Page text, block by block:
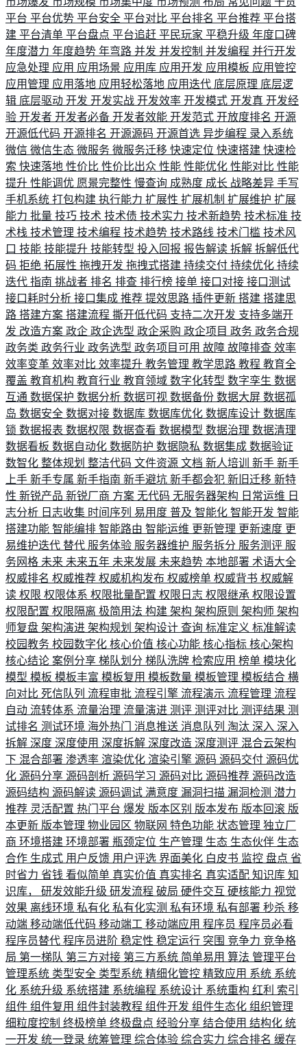
平台 平台优势 平台安全 平台对比 平台排名 平台推荐 平台搭
建 平台清单 平台盘点 平台追赶 平民玩家 平稳升级 年度口碑
年度潜力 年度趋势 年弯路 并发 并发控制 并发编程 并行开发
应急处理 应用 应用场景 应用库 应用开发 应用模板 应用管控
应用管理 应用落地 应用轻松落地 应用迭代 底层原理 底层逻
辑 底层驱动 开发 开发实战 开发效率 开发模式 开发真 开发经
验 开发者 开发者必备 开发者效能 开发范式 开放度排名 开源
开源低代码 开源排名 开源源码 开源首选 异步编程 录入系统
微信 微信生态 微服务 微服务迁移 快速定位 快速搭建 快速检
索 快速落地 性价比 性价比出众 性能 性能优化 性能对比 性能
提升 性能调优 愿景完整性 慢查询 成熟度 成长 战略差异 手写
手机系统 打包构建 执行能力 扩展性 扩展机制 扩展维护 扩展
能力 批量 技巧 技术 技术债 技术实力 技术新趋势 技术标准 技
术栈 技术管理 技术编程 技术趋势 技术路线 技术门槛 技术风
口 技能 技能提升 技能转型 投入回报 报告解读 拆解 拆解低代
码 拒绝 拓展性 拖拽开发 拖拽式搭建 持续交付 持续优化 持续
迭代 指南 挑战者 排名 排查 排行榜 接单 接口对接 接口测试
接口耗时分析 接口集成 推荐 提效思路 插件更新 搭建 搭建思
路 搭建方案 搭建流程 撕开低代码 支持二次开发 支持多端开
发 改造方案 政企 政企选型 政企采购 政企项目 政务 政务合规
政务类 政务行业 政务选型 政务项目可用 故障 故障排查 效率
效率变革 效率对比 效率提升 教务管理 教学思路 教程 教育全
覆盖 教育机构 教育行业 教育领域 数字化转型 数字孪生 数据
互通 数据保护 数据分析 数据可视 数据备份 数据大屏 数据孤
岛 数据安全 数据对接 数据库 数据库优化 数据库设计 数据库
锁 数据报表 数据权限 数据查看 数据模型 数据治理 数据清理
数据看板 数据自动化 数据防护 数据隐私 数据集成 数据验证
数智化 整体规划 整洁代码 文件资源 文档 新人培训 新手 新手
上手 新手专属 新手指南 新手避坑 新手都会犯 新旧迁移 新特
性 新锐产品 新锐厂商 方案 无代码 无服务器架构 日常运维 日
志分析 日志收集 时间序列 易用度 普及 智能化 智能开发 智能
搭建功能 智能编排 智能路由 智能运维 更新管理 更新速度 更
易维护迭代 替代 服务体验 服务器维护 服务拆分 服务测评 服
务网格 未来 未来五年 未来发展 未来趋势 本地部署 术语大全
权威排名 权威推荐 权威机构发布 权威榜单 权威背书 权威解
读 权限 权限体系 权限批量配置 权限日志 权限继承 权限设置
权限配置 权限隔离 极简用法 构建 架构 架构原则 架构师 架构
师复盘 架构演进 架构规划 架构设计 查询 标准定义 标准解读
校园教务 校园数字化 核心价值 核心功能 核心指标 核心架构
核心结论 案例分享 梯队划分 梯队洗牌 检索应用 榜单 模块化
模型 模板 模板丰富 模板复用 模板数量 模板管理 模板结合 横
向对比 死信队列 流程审批 流程引擎 流程演示 流程管理 流程
自动 流转体系 流量治理 流量演进 测评 测评对比 测评结果 测
试排名 测试环境 海外热门 消息推送 消息队列 淘汰 深入 深入
拆解 深度 深度使用 深度拆解 深度改造 深度测评 混合云架构
下 混合部署 渗透率 渲染优化 渲染引擎 源码 源码交付 源码优
化 源码分享 源码剖析 源码学习 源码对比 源码推荐 源码改造
源码结构 源码解读 源码调试 满意度 漏洞扫描 漏洞检测 潜力
推荐 灵活配置 热门平台 爆发 版本区别 版本发布 版本回滚 版
本更新 版本管理 物业园区 物联网 特色功能 状态管理 独立厂
商 环境搭建 环境部署 瓶颈定位 生产管理 生态 生态伙伴 生态
合作 生成式 用户反馈 用户评选 界面美化 白皮书 监控 盘点 省
时省力 省钱 看似简单 真实价值 真实排名 真实适配 知识库 知
识库， 研发效能升级 研发流程 破局 硬件交互 硬核能力 视觉
效果 离线环境 私有化 私有化实测 私有环境 私有部署 秒杀 移
动端 移动端低代码 移动端工 移动端应用 程序员 程序员必看
程序员替代 程序员进阶 稳定性 稳定运行 突围 竞争力 竞争格
局 第一梯队 第三方对接 第三方系统 简单易用 算法 管理平台
管理系统 类型安全 类型系统 精细化管控 精致应用 系统 系统
化 系统升级 系统搭建 系统编程 系统设计 系统重构 红利 索引
组件 组件复用 组件封装教程 组件开发 组件生态化 组织管理
细粒度控制 终极榜单 终极盘点 经验分享 结合使用 结构化 统
一开发 统一登录 统筹管理 综合体验 综合实力 综合排名 缓存